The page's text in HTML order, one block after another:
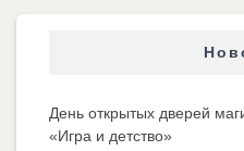
День открытых дверей
«Игра и детство»